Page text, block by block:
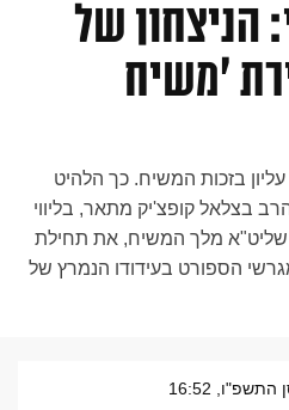
הניצחון של
'משיח
בזכות המשיח. כך הלהיט
בצלאל קופצ'יק מתאר, בליווי
שליט"א מלך המשיח, את תחילת
הספורט בעידודו הנמרץ של
16:52